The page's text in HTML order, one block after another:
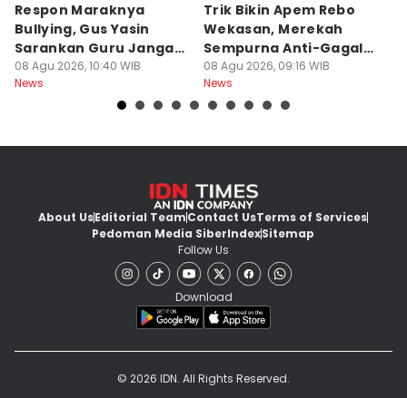
Respon Maraknya
Bullying, Gus Yasin
Sarankan Guru Jangan
Bebani Siswa
08 Agu 2026, 10:40 WIB
News
Trik Bikin Apem Rebo
Wekasan, Merekah
Sempurna Anti-Gagal
Pakai Cetakan
Rumahan
08 Agu 2026, 09:16 WIB
News
About UsEditorial TeamContact UsTerms of Services
Pedoman Media SiberIndexSitemap
Follow Us
Download
© 2026 IDN. All Rights Reserved.